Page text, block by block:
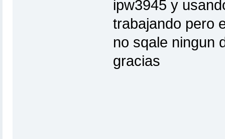
ipw3945 y
trabajando pero
no sqale ningun
gracias